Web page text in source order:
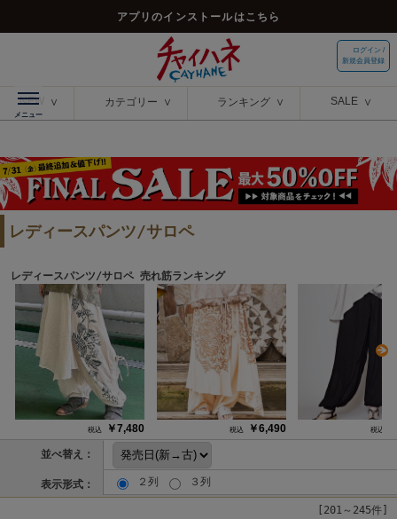
アプリのインストールはこちら
ログイン /
新規会員登録
NEW カテゴリー ランキング SALE
レディースパンツ/サロペ
レディースパンツ/サロペ 売れ筋ランキング
￥7,480 ￥6,490
並べ替え：
表示形式： ２列 ３列
[201～245件]